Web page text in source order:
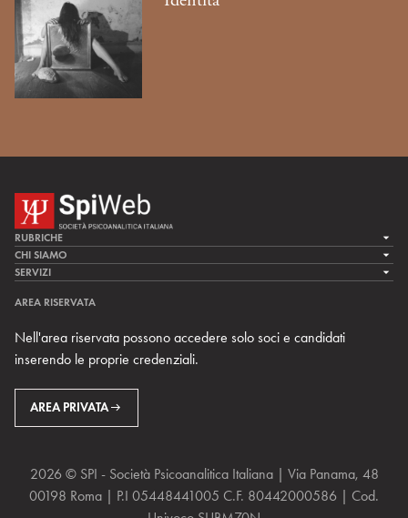
RUBRICHE
LA CURA
LA RICERCA
MULTIMEDIA
CHI SIAMO
LA SPI
TEAM DI SPIWEB
CONTATTI
RIVISTE
SERVIZI
ARCHIVIO STORICO
AREA RISERVATA
Nell'area riservata possono accedere solo soci e candidati
inserendo le proprie credenziali.
AREA PRIVATA
2026 © SPI - Società Psicoanalitica Italiana | Via Panama, 48
00198 Roma | P.I 05448441005 C.F. 80442000586 | Cod.